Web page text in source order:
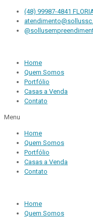
(48) 99987-4841
Home
Quem Somos
Portfólio
Casas a Venda
Contato
Menu
Home
Quem Somos
Portfólio
Casas a Venda
Contato
Home
Quem Somos